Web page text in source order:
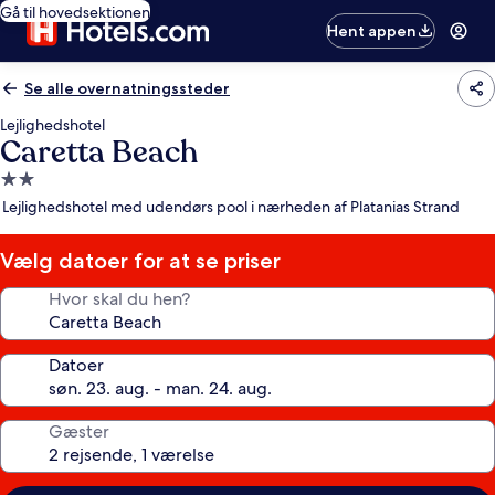
Gå til hovedsektionen
Hent appen
Se alle overnatningssteder
Lejlighedshotel
Caretta Beach
2.0-
stjernet
Lejlighedshotel med udendørs pool i nærheden af Platanias Strand
Vælg datoer for at se priser
Hvor skal du hen?
Datoer
Gæster